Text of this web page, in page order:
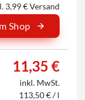
3,99 € Versand
Shop
11,35 €
inkl. MwSt.
113,50 € / l